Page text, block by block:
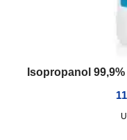
Isopropanol